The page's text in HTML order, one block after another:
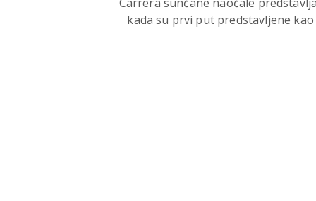
kada su prvi put predstavljene